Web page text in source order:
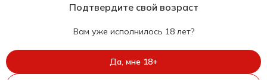
Укр
Подтвердите свой возраст
Вам уже исполнилось 18 лет?
Да, мне 18+